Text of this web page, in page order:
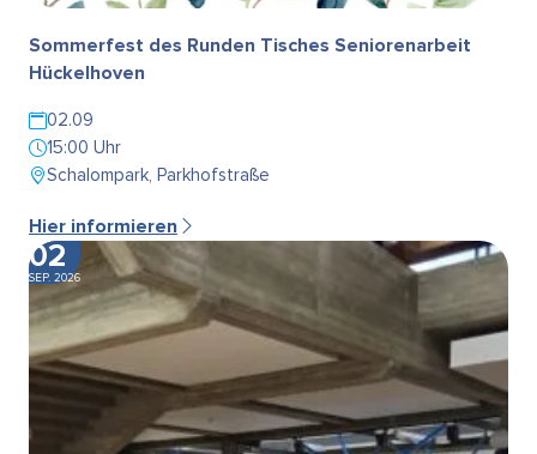
Sommerfest des Runden Tisches Seniorenarbeit
Hückelhoven
02.09
15:00 Uhr
Schalompark, Parkhofstraße
Hier informieren
02
SEP. 2026